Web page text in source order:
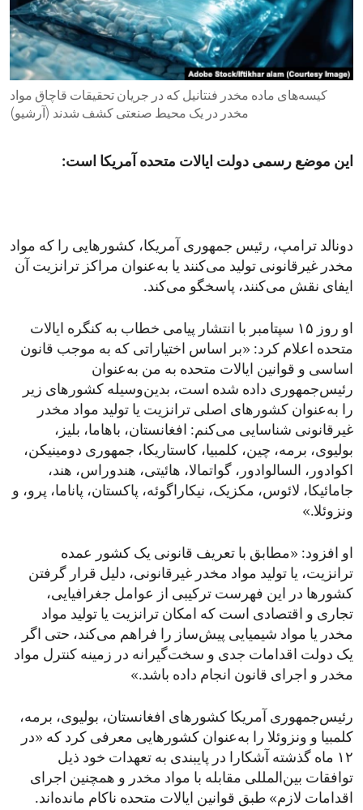
ENVIRONMENT AND HEALTH
IDEALS AND INSTITUTIONS
کیسه‌های ماده مخدر فنتانیل که در جریان تحقیقات قاچاق مواد
مخدر در یک محیط صنعتی کشف شدند (آرشیو)
این موضع رسمی دولت ایالات متحده آمریکا است:
دونالد ترامپ، رئیس‌ جمهوری آمریکا، کشورهایی را که مواد
مخدر غیرقانونی تولید می‌کنند یا به‌عنوان مراکز ترانزیت آن
ایفای نقش می‌کنند، پاسخگو می‌کند.
او روز ۱۵ سپتامبر با انتشار پیامی خطاب به کنگره ایالات
متحده اعلام کرد: «بر اساس اختیاراتی که به موجب قانون
اساسی و قوانین ایالات متحده به من به‌عنوان
رئیس‌جمهوری داده شده است، بدین‌وسیله کشورهای زیر
را به‌عنوان کشورهای اصلی ترانزیت یا تولید مواد مخدر
غیرقانونی شناسایی می‌کنم: افغانستان، باهاما، بلیز،
بولیوی، برمه، چین، کلمبیا، کاستاریکا، جمهوری دومینیکن،
اکوادور، السالوادور، گواتمالا، هائیتی، هندوراس، هند،
جامائیکا، لائوس، مکزیک، نیکاراگوئه، پاکستان، پاناما، پرو، و
ونزوئلا.»
او افزود: «مطابق با تعریف قانونی یک کشور عمده
ترانزیت، یا تولید مواد مخدر غیرقانونی، دلیل قرار گرفتن
کشورها در این فهرست ترکیبی از عوامل جغرافیایی،
تجاری و اقتصادی است که امکان ترانزیت یا تولید مواد
مخدر یا مواد شیمیایی پیش‌ساز را فراهم می‌کند، حتی اگر
یک دولت اقدامات جدی و سخت‌گیرانه در زمینه کنترل مواد
مخدر و اجرای قانون انجام داده باشد.»
رئیس‌جمهوری آمریکا کشورهای افغانستان، بولیوی، برمه،
کلمبیا و ونزوئلا را به‌عنوان کشورهایی معرفی کرد که «در
۱۲ ماه گذشته آشکارا در پایبندی به تعهدات خود ذیل
توافقات بین‌المللی مقابله با مواد مخدر و همچنین اجرای
اقدامات لازم» طبق قوانین ایالات متحده ناکام مانده‌اند.